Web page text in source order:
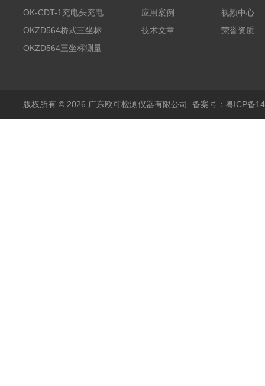
测试系统
OK-CDT-1充电头充电
宝测试系统
OKZD564桥式三坐标
测量仪
OKZD564三坐标测量
应用案例
技术文章
视频中心
荣誉资质
版权所有 © 2026 广东欧可检测仪器有限公司 备案号：粤ICP备